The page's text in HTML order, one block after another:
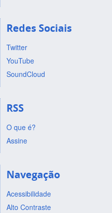
Redes Sociais
Twitter
YouTube
SoundCloud
RSS
O que é?
Assine
Navegação
Acessibilidade
Alto Contraste